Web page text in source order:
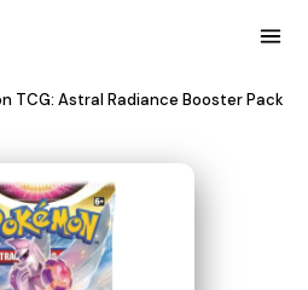
TCG: Astral Radiance Booster Pack